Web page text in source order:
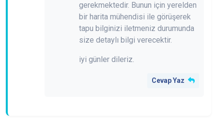
gerekmektedir. Bunun için yerelden
bir harita mühendisi ile görüşerek
tapu bilginizi iletmeniz durumunda
size detaylı bilgi verecektir.
iyi günler dileriz.
Cevap Yaz